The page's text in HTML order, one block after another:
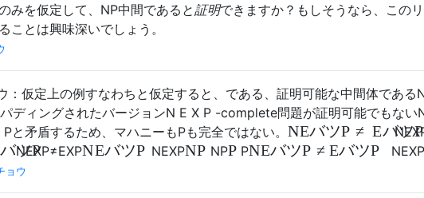
みを仮定して、NP中間であると証明できますか？もしそうなら、この
ことは興味深いでしょう。
：仮定上の例すなわちと仮定すると、である、証明可能な中間体である
ディングされたバージョンN E X P-complete問題が証明可能でもない
Pと矛盾するため、マハニーもPも完全ではない。 NEバツP ≠ EバツP
NEX
バツP
NEXP≠EXPNEバツP NEXPNP NPP PNEバツP ≠ EバツP NEXP
ョウ